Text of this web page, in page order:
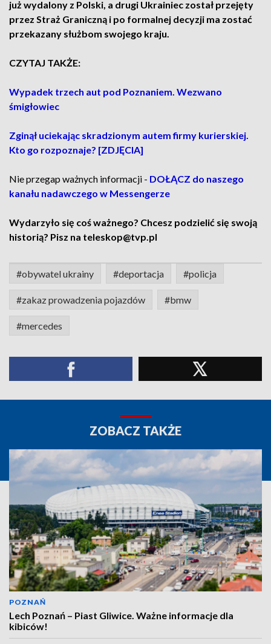
już wydalony z Polski, a drugi Ukrainiec został przejęty
przez Straż Graniczną i po formalnej decyzji ma zostać
przekazany służbom swojego kraju.
CZYTAJ TAKŻE:
Wypadek trzech aut pod Poznaniem. Wezwano
śmigłowiec
Zginął uciekając skradzionym autem firmy kurierskiej.
Kto go rozpoznaje? [ZDJĘCIA]
Nie przegap ważnych informacji - DOŁĄCZ do naszego
kanału nadawczego w Messengerze
Wydarzyło się coś ważnego? Chcesz podzielić się swoją
historią? Pisz na teleskop@tvp.pl
#obywatel ukrainy #deportacja #policja
#zakaz prowadzenia pojazdów #bmw
#mercedes
ZOBACZ TAKŻE
POZNAŃ
Lech Poznań – Piast Gliwice. Ważne informacje dla
kibiców!